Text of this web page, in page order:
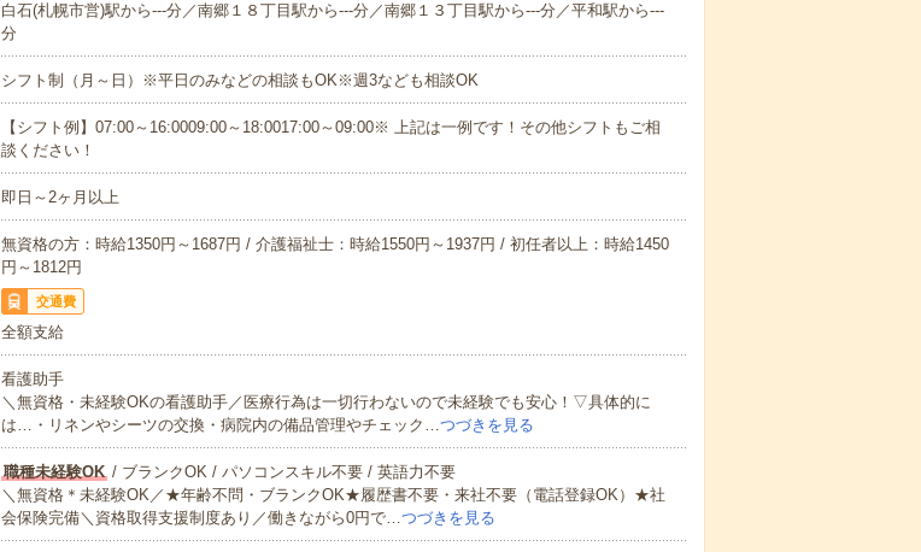
白石(札幌市営)駅から---分／南郷１８丁目駅から---分／南郷１３丁目駅から---分／平和駅から---
分
シフト制（月～日）※平日のみなどの相談もOK※週3なども相談OK
【シフト例】07:00～16:0009:00～18:0017:00～09:00※ 上記は一例です！その他シフトもご相
談ください！
即日～2ヶ月以上
無資格の方：時給1350円～1687円 / 介護福祉士：時給1550円～1937円 / 初任者以上：時給1450
円～1812円
交通費
全額支給
看護助手
＼無資格・未経験OKの看護助手／医療行為は一切行わないので未経験でも安心！▽具体的に
は…・リネンやシーツの交換・病院内の備品管理やチェック…つづきを見る
職種未経験OK/ ブランクOK / パソコンスキル不要 / 英語力不要
＼無資格＊未経験OK／★年齢不問・ブランクOK★履歴書不要・来社不要（電話登録OK）★社
会保険完備＼資格取得支援制度あり／働きながら0円で…つづきを見る